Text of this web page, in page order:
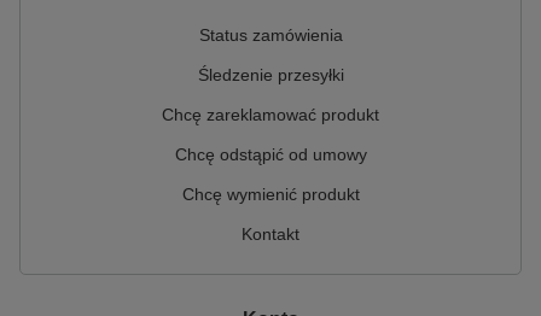
Status zamówienia
Śledzenie przesyłki
Chcę zareklamować produkt
Chcę odstąpić od umowy
Chcę wymienić produkt
Kontakt